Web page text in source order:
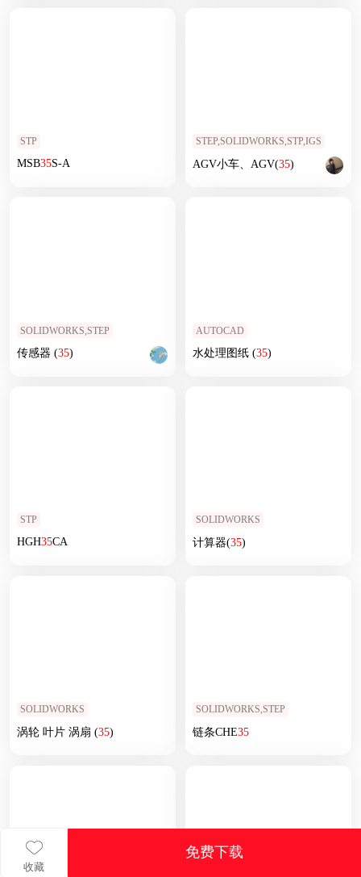
收藏
免费下载
STP
MSB35S-A
STEP,SOLIDWORKS,STP,IGS
AGV小车、AGV(35)
SOLIDWORKS,STEP
传感器 (35)
AUTOCAD
水处理图纸 (35)
STP
HGH35CA
SOLIDWORKS
计算器(35)
SOLIDWORKS
涡轮 叶片 涡扇 (35)
SOLIDWORKS,STEP
链条CHE35